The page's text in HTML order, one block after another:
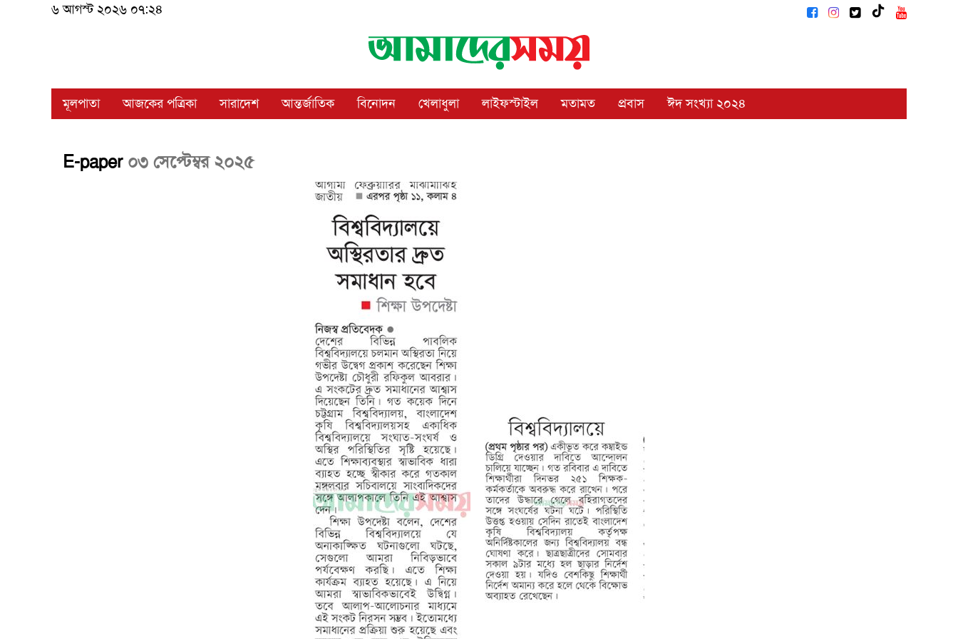
৬ আগস্ট ২০২৬ ০৭:২৪
মূলপাতা আজকের পত্রিকা সারাদেশ আন্তর্জাতিক বিনোদন খেলাধুলা লাইফস্টাইল মতামত প্রবাস ঈদ সংখ্যা ২০২৪
E-paper ০৩ সেপ্টেম্বর ২০২৫